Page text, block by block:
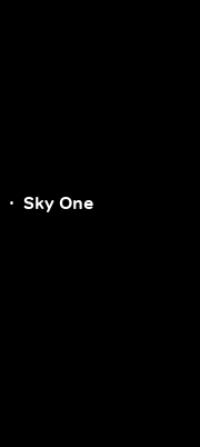
Sky One